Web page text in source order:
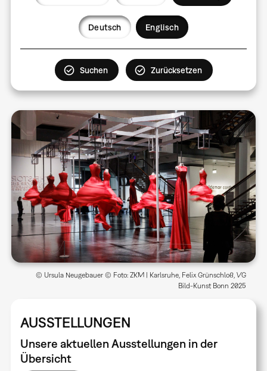
Deutsch Englisch
AUSSTELLUNGEN
Unsere aktuellen Ausstellungen in der
Übersicht
© Ursula Neugebauer © Foto: ZKM | Karlsruhe, Felix Grünschloß, VG
Bild-Kunst Bonn 2025